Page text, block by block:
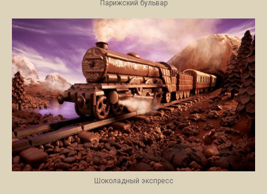
Парижский бульвар
Шоколадный экспресс